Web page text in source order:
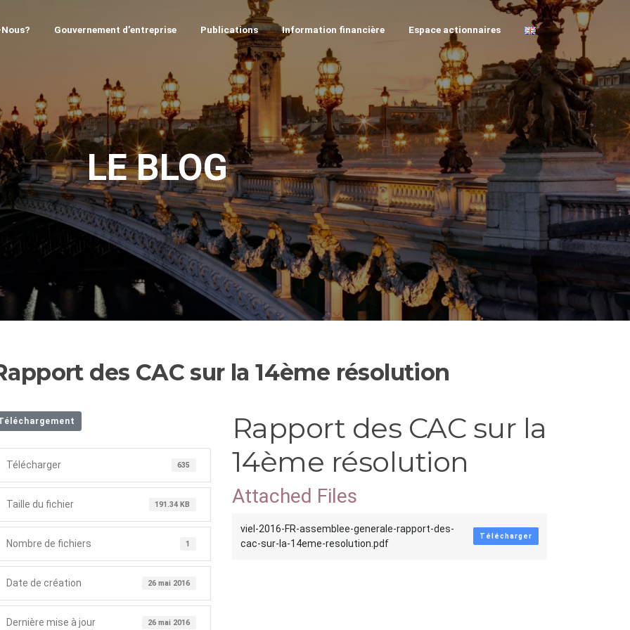
Gouvernement d’entreprise Publications Information financière Espace actionnaires
LE BLOG
des CAC sur la 14ème résolution
Télécharger 635
Taille du fichier 191.34 KB
Nombre de fichiers 1
Date de création 26 mai 2016
Dernière mise à jour 26 mai 2016
Rapport des CAC sur la
14ème résolution
Attached Files
viel-2016-FR-assemblee-generale-rapport-des-
cac-sur-la-14eme-resolution.pdf
Télécharger